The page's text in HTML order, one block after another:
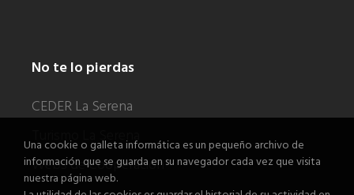
No te lo pierdas
CEDER La Serena
Turismo La Serena
Webs de Cooperación
Una cookie o galleta informática es un pequeño archivo de
información que se guarda en su navegador cada vez que visita
nuestra página web.